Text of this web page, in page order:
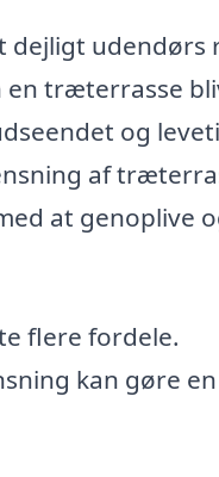
dejligt udendørs
en træterrasse
og
af
at genoplive
flere fordele.
kan gøre en